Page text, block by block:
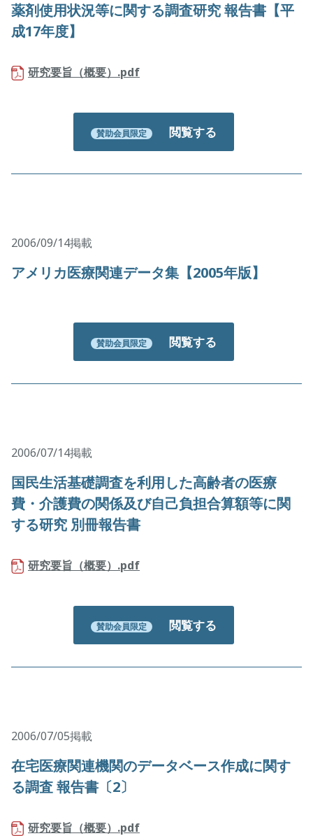
薬剤使用状況等に関する調査研究 報告書【平
成17年度】
研究要旨（概要）.pdf
賛助会員限定 閲覧する
2006/09/14掲載
アメリカ医療関連データ集【2005年版】
賛助会員限定 閲覧する
2006/07/14掲載
国民生活基礎調査を利用した高齢者の医療
費・介護費の関係及び自己負担合算額等に関
する研究 別冊報告書
研究要旨（概要）.pdf
賛助会員限定 閲覧する
2006/07/05掲載
在宅医療関連機関のデータベース作成に関す
る調査 報告書〔2〕
研究要旨（概要）.pdf